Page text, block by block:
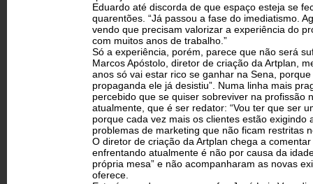
Eduardo até discorda de que espaço esteja se
quarentões. “Já passou a fase do imediatismo.
vendo que precisam valorizar a experiência do
com muitos anos de trabalho.”
Só a experiência, porém, parece que não será
Marcos Apóstolo, diretor de criação da Artplan,
anos só vai estar rico se ganhar na Sena,
propaganda ele já desistiu”. Numa linha mais
percebido que se quiser sobreviver na profissão
atualmente, que é ser redator: “Vou ter que ser
porque cada vez mais os clientes estão exigindo
problemas de marketing que não ficam restritas
O diretor de criação da Artplan chega a
enfrentando atualmente é não por causa da
própria mesa” e não acompanharam as novas
oferece.